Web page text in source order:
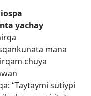
yachay
mana
chuya
“Taytaymi sutiypi